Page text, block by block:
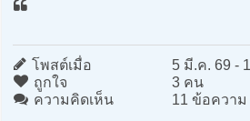
โพสต์เมื่อ
5 มี.ค. 69 -
ถูกใจ
3 คน
ความคิดเห็น
11 ข้อความ